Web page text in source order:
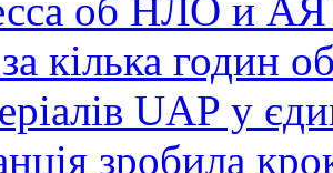
об НЛО и
кілька годин
UAP у
зробила